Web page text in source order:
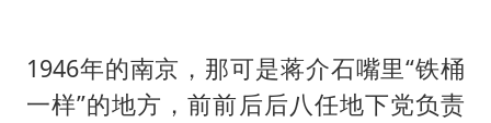
女子开一天一夜空调后二氧化碳中毒
“空调24小时开着更省电”不实
1946年的南京，那可是蒋介石嘴里“铁桶
一样”的地方，前前后后八任地下党负责